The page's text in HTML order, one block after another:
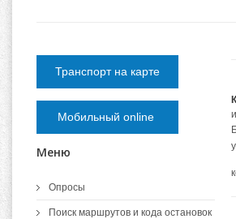
Транспорт на карте
Мобильный online
Меню
Опросы
Поиск маршрутов и кода остановок